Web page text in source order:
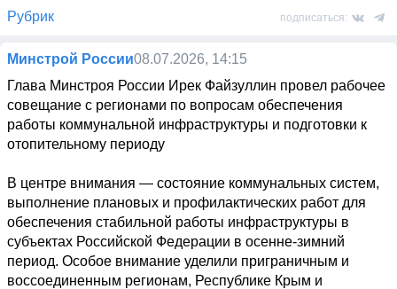
Рубрик подписаться:
Минстрой России08.07.2026, 14:15
Глава Минстроя России Ирек Файзуллин провел рабочее
совещание с регионами по вопросам обеспечения
работы коммунальной инфраструктуры и подготовки к
отопительному периоду
В центре внимания — состояние коммунальных систем,
выполнение плановых и профилактических работ для
обеспечения стабильной работы инфраструктуры в
субъектах Российской Федерации в осенне-зимний
период. Особое внимание уделили приграничным и
воссоединенным регионам, Республике Крым и